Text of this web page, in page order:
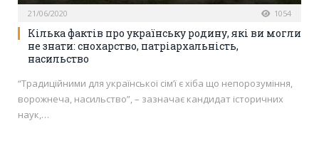
21/06/2020 1054
Кілька фактів про українську родину, які ви могли
не знати: снохарство, патріархальність,
насильство
“Традиційними для української сім’ї є хіба що непорозуміння,
ворожнеча, насильство”, – зазначає кандидат історичних
наук,…